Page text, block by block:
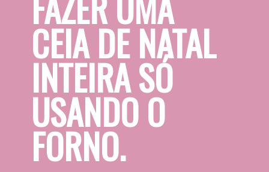
CEIA DE NATAL
INTEIRA SÓ
USANDO O
FORNO.